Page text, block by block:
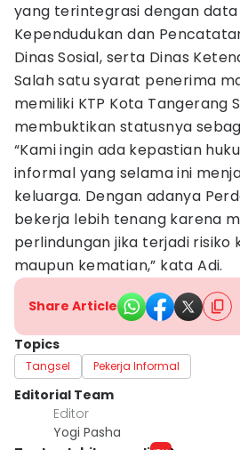
yang terintegrasi dengan data
Kependudukan dan
Dinas Sosial, serta Dinas
Salah satu syarat penerima
memiliki KTP Kota Tangerang
membuktikan statusnya
“Kami ingin ada kepastian
informal yang selama ini
keluarga. Dengan adanya
bekerja lebih tenang karena
perlindungan jika terjadi risiko
maupun kematian,” kata Adi.
Share Article
Topics
Tangsel Pekerja Informal
Editorial Team
Editor
Yogi Pasha